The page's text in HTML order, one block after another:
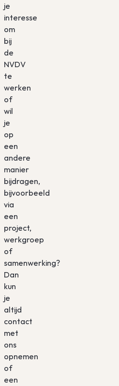
je
interesse
om
bij
de
NVDV
te
werken
of
wil
je
op
een
andere
manier
bijdragen,
bijvoorbeeld
via
een
project,
werkgroep
of
samenwerking?
Dan
kun
je
altijd
contact
met
ons
opnemen
of
een